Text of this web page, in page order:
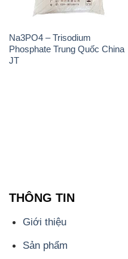
Na3PO4 – Trisodium
Phosphate Trung Quốc China
JT
THÔNG TIN
Giới thiệu
Sản phẩm